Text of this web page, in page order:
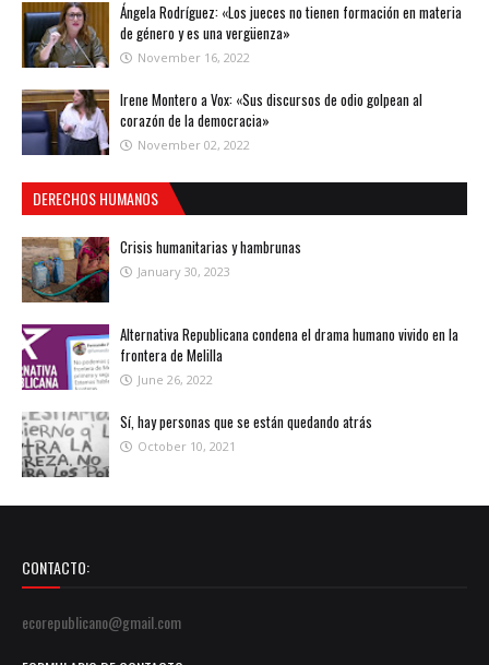
Ángela Rodríguez: «Los jueces no tienen formación en materia
de género y es una vergüenza»
November 16, 2022
Irene Montero a Vox: «Sus discursos de odio golpean al
corazón de la democracia»
November 02, 2022
DERECHOS HUMANOS
Crisis humanitarias y hambrunas
January 30, 2023
Alternativa Republicana condena el drama humano vivido en la
frontera de Melilla
June 26, 2022
Sí, hay personas que se están quedando atrás
October 10, 2021
CONTACTO:
ecorepublicano@gmail.com